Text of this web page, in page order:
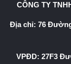
CÔNG TY
Địa chỉ: 76
VPĐD: 27F3